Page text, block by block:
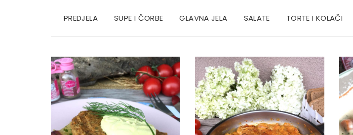
PREDJELA SUPE I ČORBE GLAVNA JELA SALATE TORTE I KOLAČI